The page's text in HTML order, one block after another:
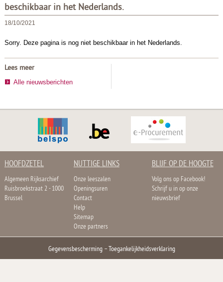
beschikbaar in het Nederlands.
18/10/2021
Sorry. Deze pagina is nog niet beschikbaar in het Nederlands.
Lees meer
Alle nieuwsberichten
HOOFDZETEL
Algemeen Rijksarchief
Ruisbroekstraat 2 - 1000
Brussel
NUTTIGE LINKS
Onze leeszalen
Openingsuren
Contact
Help
Sitemap
Onze partners
BLIJF OP DE HOOGTE
Volg ons op Facebook!
Schrijf u in op onze
nieuwsbrief
Gegevensbescherming–Toegankelijkheidsverklaring